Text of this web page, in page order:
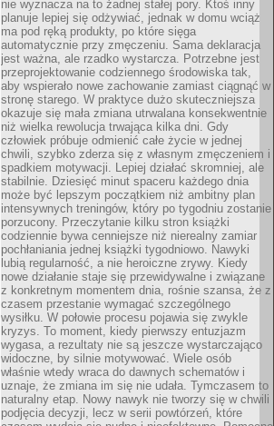
nie wyznacza na to żadnej stałej pory. Ktoś inny
planuje lepiej się odżywiać, jednak w domu wciąż
ma pod ręką produkty, po które sięga
automatycznie przy zmęczeniu. Sama deklaracja
jest ważna, ale rzadko wystarcza. Potrzebne jest
przeprojektowanie codziennego środowiska tak,
aby wspierało nowe zachowanie zamiast ciągnąć w
stronę starego. W praktyce dużo skuteczniejsza
okazuje się mała zmiana utrwalana konsekwentnie
niż wielka rewolucja trwająca kilka dni. Gdy
człowiek próbuje odmienić całe życie w jednej
chwili, szybko zderza się z własnym zmęczeniem i
spadkiem motywacji. Lepiej działać skromniej, ale
stabilnie. Dziesięć minut spaceru każdego dnia
może być lepszym początkiem niż ambitny plan
intensywnych treningów, który po tygodniu zostanie
porzucony. Przeczytanie kilku stron książki
codziennie bywa cenniejsze niż nierealny zamiar
pochłaniania jednej książki tygodniowo. Nawyki
lubią regularność, a nie heroiczne zrywy. Kiedy
nowe działanie staje się przewidywalne i związane
z konkretnym momentem dnia, rośnie szansa, że z
czasem przestanie wymagać szczególnego
wysiłku. W połowie procesu pojawia się zwykle
kryzys. To moment, kiedy pierwszy entuzjazm
wygasa, a rezultaty nie są jeszcze wystarczająco
widoczne, by silnie motywować. Wiele osób
właśnie wtedy wraca do dawnych schematów i
uznaje, że zmiana im się nie udała. Tymczasem to
naturalny etap. Nowy nawyk nie tworzy się w chwili
podjęcia decyzji, lecz w serii powtórzeń, które